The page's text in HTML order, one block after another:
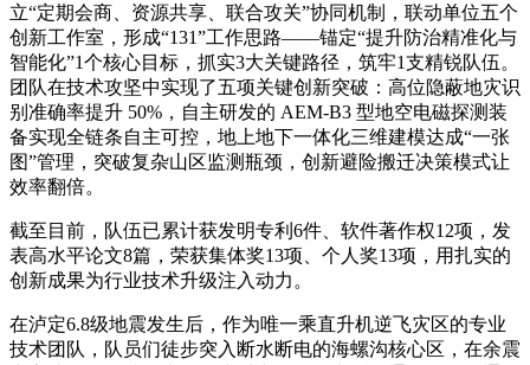
立“定期会商、资源共享、联合攻关”协同机制，联动单位五个
创新工作室， 形成“131”工作思路——锚定“提升防治精准化与
智能化”1个核心目标，抓实3大关键路径，筑牢1支精锐队伍。
团队在技术攻坚中实现了五项关键创新突破：高位隐蔽地灾识
别准确率提升 50%，自主研发的 AEM-B3 型地空电磁探测装
备实现全链条自主可控，地上地下一体化三维建模达成“一张
图”管理，突破复杂山区监测瓶颈，创新避险搬迁决策模式让
效率翻倍。
截至目前，队伍已累计获发明专利6件、软件著作权12项，发
表高水平论文8篇，荣获集体奖13项、个人奖13项，用扎实的
创新成果为行业技术升级注入动力。
在泸定6.8级地震发生后，作为唯一乘直升机逆飞灾区的专业
技术团队，队员们徒步突入断水断电的海螺沟核心区，在余震